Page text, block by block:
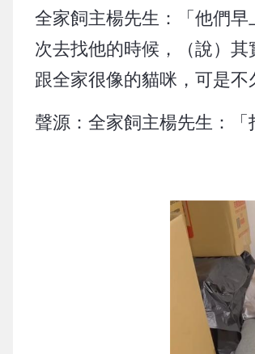
全家飼主楊先生：「他們
次去找他的時候，（說）
跟全家很像的貓咪，可是不
聲源：全家飼主楊先生：「